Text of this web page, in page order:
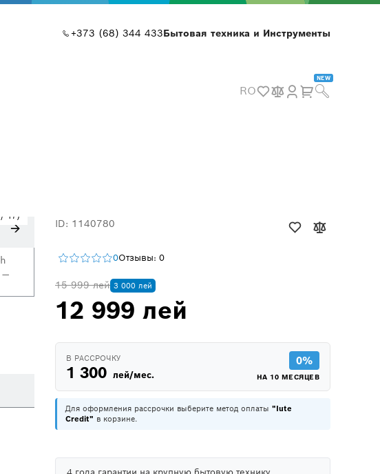
+373 (68) 344 433Бытовая техника и Инструменты
RO
NEW
/ 17
ID: 1140780
0Отзывы: 0
15 999 лей 3 000 лей
12 999 лей
В РАССРОЧКУ
1 300 лей/мес.
0%
НА 10 МЕСЯЦЕВ
Для оформления рассрочки выберите метод оплаты "Iute
Credit" в корзине.